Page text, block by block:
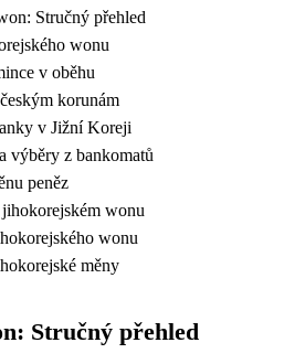
Stručný přehled
wonu
v oběhu
korunám
v Jižní Koreji
výběry z bankomatů
peněz
wonu
wonu
měny
Stručný přehled